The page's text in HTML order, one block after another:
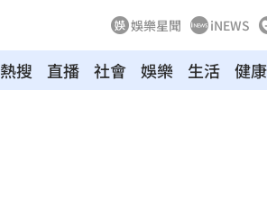
娛樂星聞 iNEWS
熱搜 直播 社會 娛樂 生活 健康